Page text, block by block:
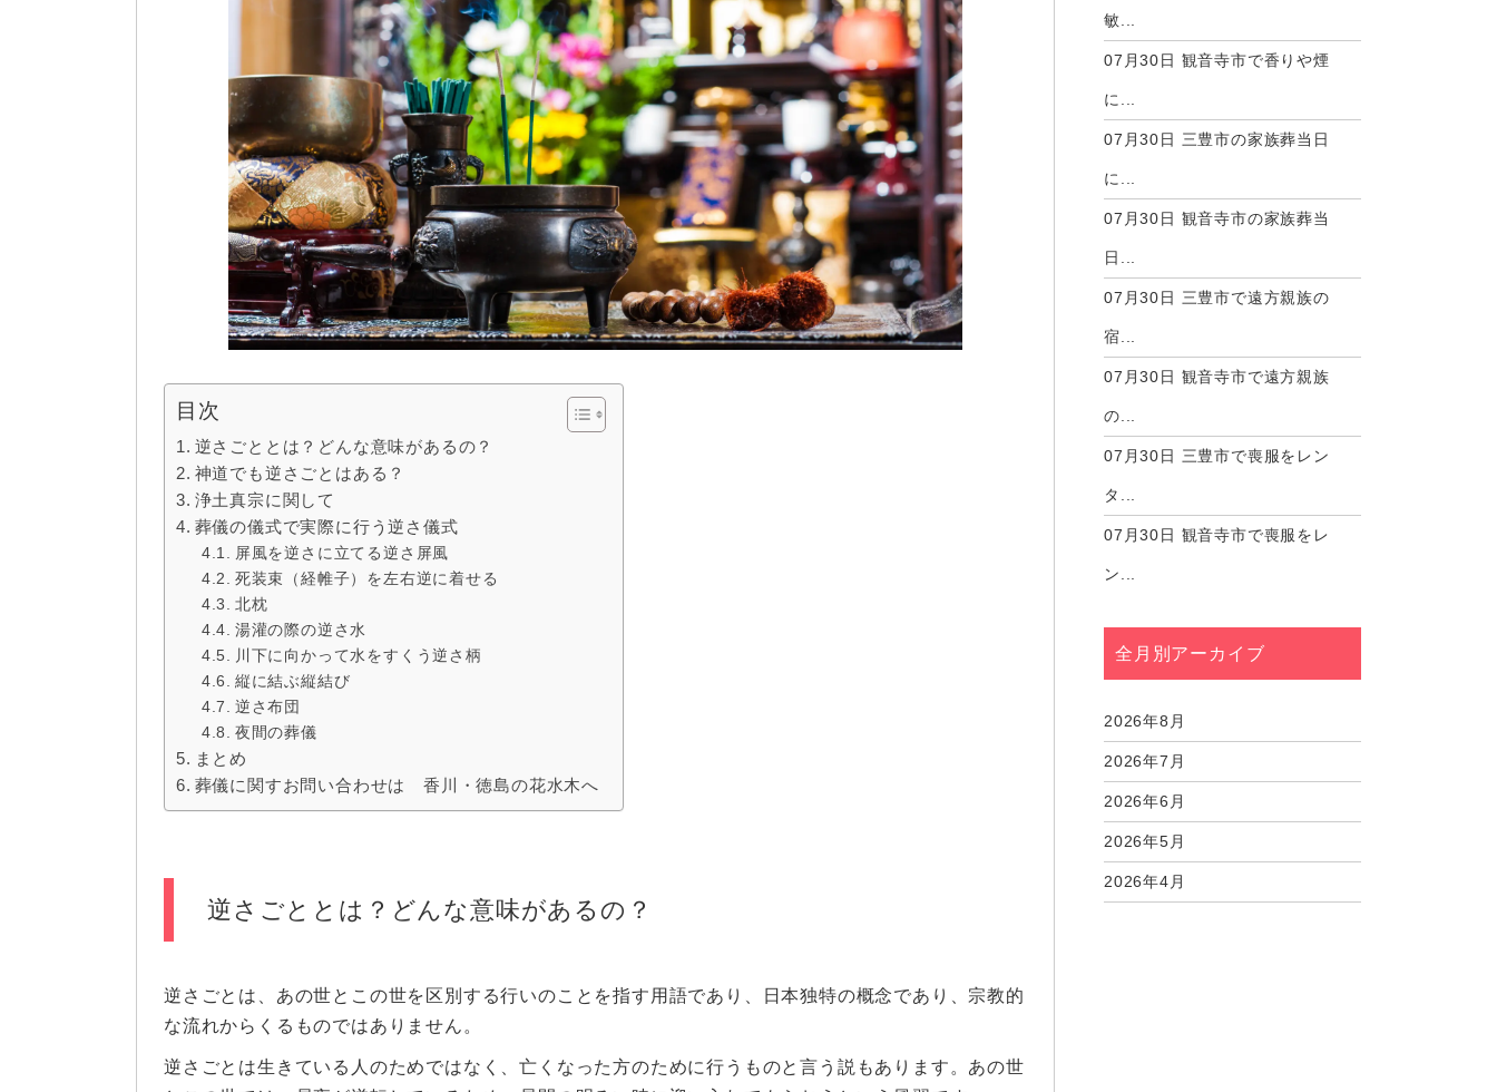
目次
逆さごととは？どんな意味があるの？
神道でも逆さごとはある？
浄土真宗に関して
葬儀の儀式で実際に行う逆さ儀式
屏風を逆さに立てる逆さ屏風
死装束（経帷子）を左右逆に着せる
北枕
湯灌の際の逆さ水
川下に向かって水をすくう逆さ柄
縦に結ぶ縦結び
逆さ布団
夜間の葬儀
まとめ
葬儀に関すお問い合わせは 香川・徳島の花水木へ
逆さごととは？どんな意味があるの？
逆さごとは、あの世とこの世を区別する行いのことを指す用語であり、日本独特の概念であり、宗教的
な流れからくるものではありません。
逆さごとは生きている人のためではなく、亡くなった方のために行うものと言う説もあります。あの世
敏...
07月30日 観音寺市で香りや煙
に...
07月30日 三豊市の家族葬当日
に...
07月30日 観音寺市の家族葬当
日...
07月30日 三豊市で遠方親族の
宿...
07月30日 観音寺市で遠方親族
の...
07月30日 三豊市で喪服をレン
タ...
07月30日 観音寺市で喪服をレ
ン...
全月別アーカイブ
2026年8月
2026年7月
2026年6月
2026年5月
2026年4月